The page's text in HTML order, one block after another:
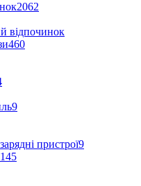
2062
відпочинок
460
9
пристрої9
145